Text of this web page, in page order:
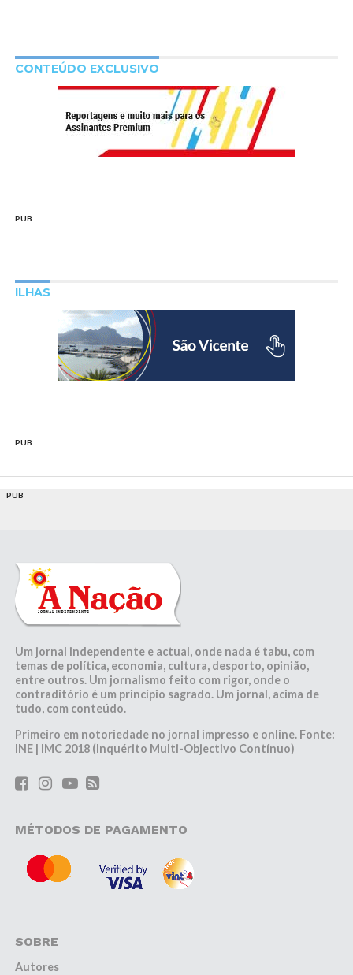
CONTEÚDO EXCLUSIVO
PUB
ILHAS
PUB
PUB
Um jornal independente e actual, onde nada é tabu, com
temas de política, economia, cultura, desporto, opinião,
entre outros. Um jornalismo feito com rigor, onde o
contraditório é um princípio sagrado. Um jornal, acima de
tudo, com conteúdo.
Primeiro em notoriedade no jornal impresso e online. Fonte:
INE | IMC 2018 (Inquérito Multi-Objectivo Contínuo)
MÉTODOS DE PAGAMENTO
SOBRE
Autores